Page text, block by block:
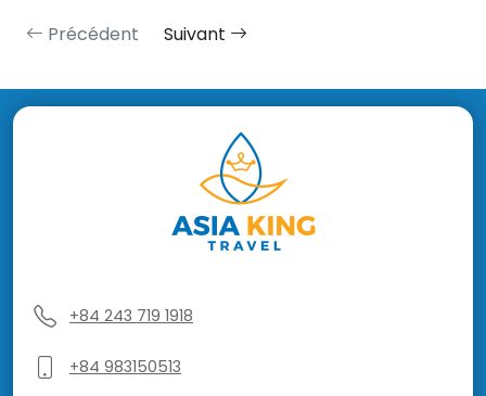
Précédent Suivant
+84 243 719 1918
+84 983150513